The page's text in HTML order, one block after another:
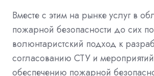
Вместе с этим на рынке услуг в
пожарной безопасности до сих
волюнтаристский подход к
согласованию СТУ и
обеспечению пожарной